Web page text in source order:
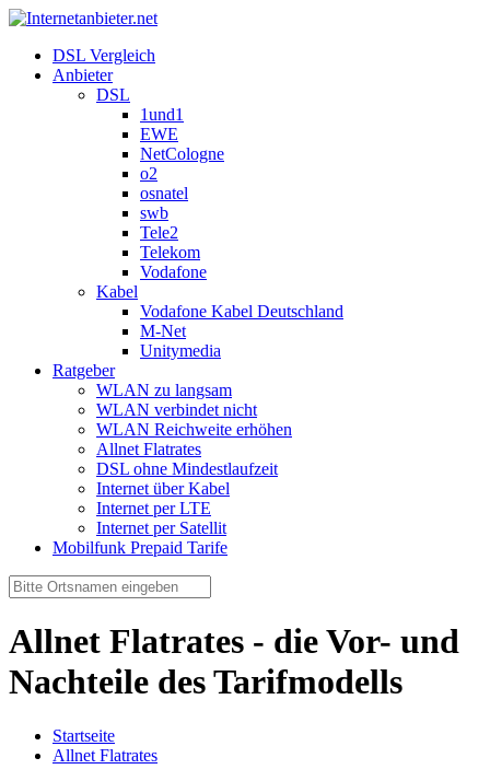
DSL Vergleich
Anbieter
DSL
1und1
EWE
NetCologne
o2
osnatel
swb
Tele2
Telekom
Vodafone
Kabel
Vodafone Kabel Deutschland
M-Net
Unitymedia
Ratgeber
WLAN zu langsam
WLAN verbindet nicht
WLAN Reichweite erhöhen
Allnet Flatrates
DSL ohne Mindestlaufzeit
Internet über Kabel
Internet per LTE
Internet per Satellit
Mobilfunk Prepaid Tarife
Allnet Flatrates - die Vor- und
Nachteile des Tarifmodells
Startseite
Allnet Flatrates